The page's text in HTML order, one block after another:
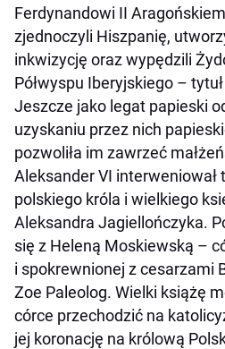
Ferdynandowi II
zjednoczyli Hiszpanię,
inkwizycję oraz wypędzili
Półwyspu Iberyjskiego –
Jeszcze jako legat papieski
uzyskaniu przez nich
pozwoliła im zawrzeć
Aleksander VI interweniował
polskiego króla i wielkiego
Aleksandra Jagiellończyka.
się z Heleną Moskiewską –
i spokrewnionej z cesarzami
Zoe Paleolog. Wielki książę
córce przechodzić na
jej koronację na królową